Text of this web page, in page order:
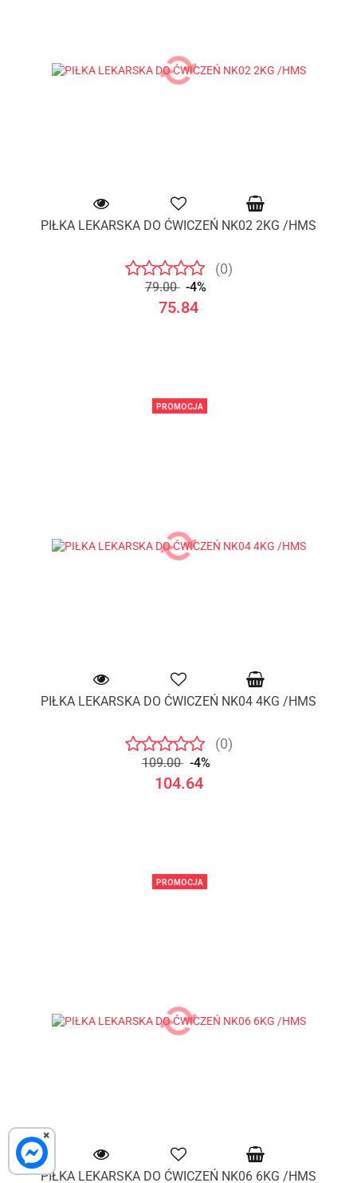
×
PIŁKA LEKARSKA DO ĆWICZEŃ NK02 2KG /HMS
(0)
79.00 -4%
75.84
PROMOCJA
PIŁKA LEKARSKA DO ĆWICZEŃ NK04 4KG /HMS
(0)
109.00 -4%
104.64
PROMOCJA
PIŁKA LEKARSKA DO ĆWICZEŃ NK06 6KG /HMS